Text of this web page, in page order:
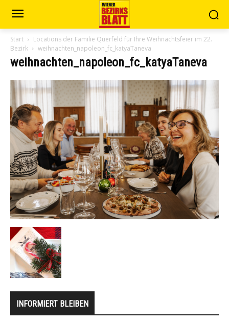
Start
Locations der Familie Querfeld für Ihre Weihnachtsfeier im 22.
Bezirk
weihnachten_napoleon_fc_katyaTaneva
weihnachten_napoleon_fc_katyaTaneva
INFORMIERT BLEIBEN